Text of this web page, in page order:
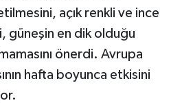
açık renkli ve ince
güneşin en dik olduğu
önerdi. Avrupa
hafta boyunca etkisini